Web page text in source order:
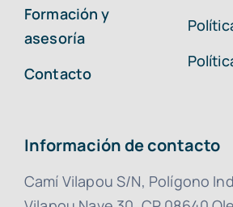
Formación y
asesoría
Contacto
Información de contacto
Camí Vilapou S/N, Polígono